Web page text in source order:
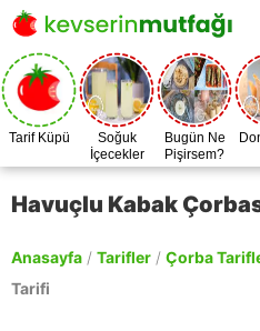
Tarif Küpü
Soğuk
İçecekler
Bugün Ne
Pişirsem?
Havuçlu Kabak
Anasayfa / Tarifler / Çorba
Tarifi